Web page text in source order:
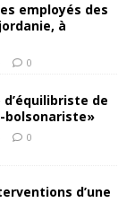
employés des
à
0
de
bolsonariste»
0
d’une